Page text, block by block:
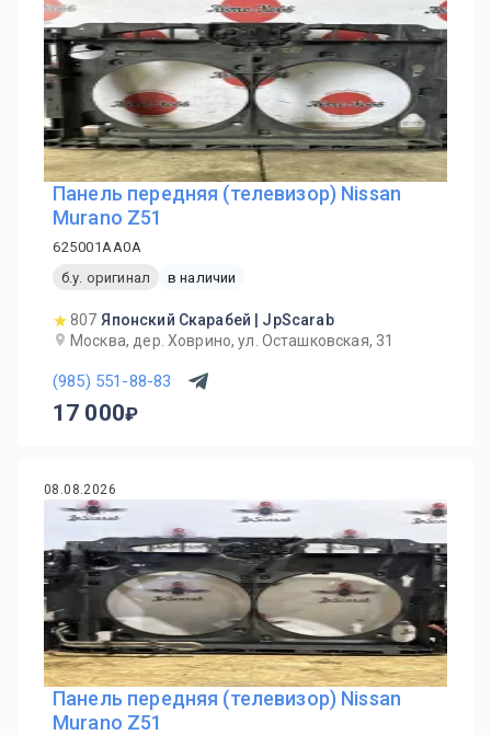
Панель передняя (телевизор) Nissan
Murano Z51
625001AA0A
б.у. оригинал
в наличии
807 Японский Скарабей | JpScarab
Москва, дер. Ховрино, ул. Осташковская, 31
(985) 551-88-83
17 000
08.08.2026
Панель передняя (телевизор) Nissan
Murano Z51